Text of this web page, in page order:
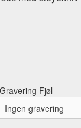
Gravering Fjøl